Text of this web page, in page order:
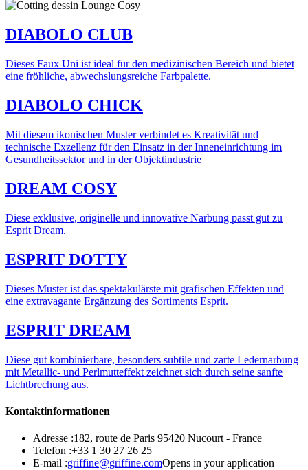
DIABOLO CLUB
Dieses Faux Uni ist ideal für den medizinischen Bereich und bietet
eine fröhliche, abwechslungsreiche Farbpalette.
DIABOLO CHICK
Mit diesem ikonischen Muster verbindet es Kreativität und
technische Exzellenz für den Einsatz in der Inneneinrichtung im
Gesundheitssektor und in der Objektindustrie
DREAM COSY
Diese exklusive, originelle und innovative Narbung passt gut zu
Esprit Dream.
ESPRIT DOTTY
Dieses Muster ist das spektakulärste mit grafischen Effekten und
eine extravagante Ergänzung des Sortiments Esprit.
ESPRIT DREAM
Diese gut kombinierbare, besonders subtile und zarte Ledernarbung
mit Metallic- und Perlmutteffekt zeichnet sich durch seine sanfte
Lichtbrechung aus.
Kontaktinformationen
Adresse :182, route de Paris 95420 Nucourt - France
Telefon :+33 1 30 27 26 25
E-mail :griffine@griffine.comOpens in your application